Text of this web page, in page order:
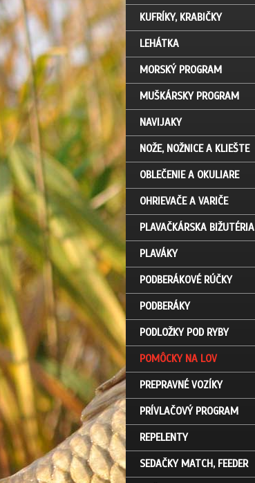
KUFRÍKY, KRABIČKY
LEHÁTKA
MORSKÝ PROGRAM
MUŠKÁRSKY PROGRAM
NAVIJAKY
NOŽE, NOŽNICE A KLIEŠTE
OBLEČENIE A OKULIARE
OHRIEVAČE A VARIČE
PLAVAČKÁRSKA BIŽUTÉRIA
PLAVÁKY
PODBERÁKOVÉ RÚČKY
PODBERÁKY
PODLOŽKY POD RYBY
POMÔCKY NA LOV
PREPRAVNÉ VOZÍKY
PRÍVLAČOVÝ PROGRAM
REPELENTY
SEDAČKY MATCH, FEEDER